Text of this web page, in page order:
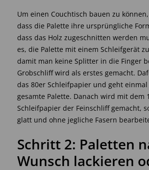
Um einen Couchtisch bauen zu
dass die Palette ihre ursprüngliche
dass das Holz zugeschnitten werden
es, die Palette mit einem Schleifgerät
damit man keine Splitter in die Finger
Grobschliff wird als erstes gemacht.
das 80er Schleifpapier und geht
gesamte Palette. Danach wird mit dem
Schleifpapier der Feinschliff gemacht,
glatt und ohne jegliche Fasern
Schritt 2: Paletten
Wunsch lackieren